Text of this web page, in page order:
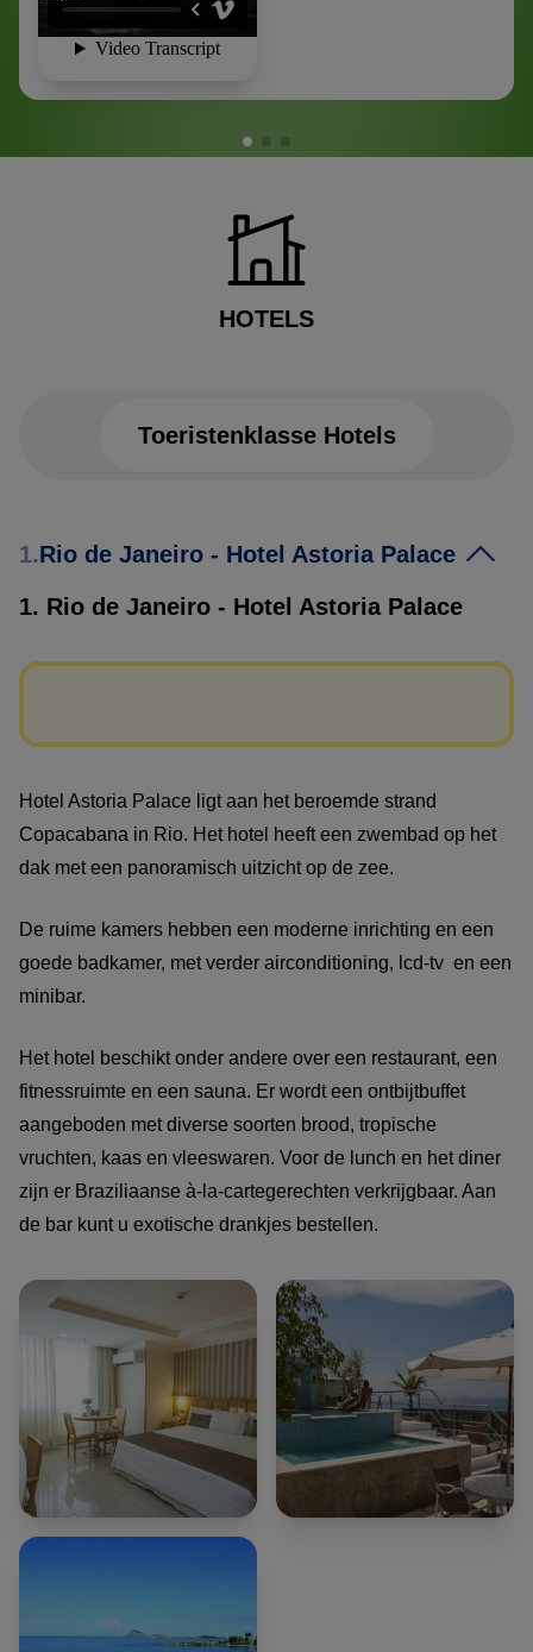
HOTELS
Toeristenklasse Hotels
1.Rio de Janeiro - Hotel Astoria Palace
1. Rio de Janeiro - Hotel Astoria Palace
Hotel Astoria Palace ligt aan het beroemde strand
Copacabana in Rio. Het hotel heeft een zwembad op het
dak met een panoramisch uitzicht op de zee.
De ruime kamers hebben een moderne inrichting en een
goede badkamer, met verder airconditioning, lcd-tv en een
minibar.
Het hotel beschikt onder andere over een restaurant, een
fitnessruimte en een sauna. Er wordt een ontbijtbuffet
aangeboden met diverse soorten brood, tropische
vruchten, kaas en vleeswaren. Voor de lunch en het diner
zijn er Braziliaanse à-la-cartegerechten verkrijgbaar. Aan
de bar kunt u exotische drankjes bestellen.